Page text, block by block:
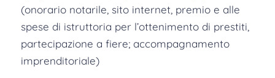
(onorario notarile, sito internet, premio e alle
spese di istruttoria per l’ottenimento di prestiti,
partecipazione a fiere; accompagnamento
imprenditoriale)